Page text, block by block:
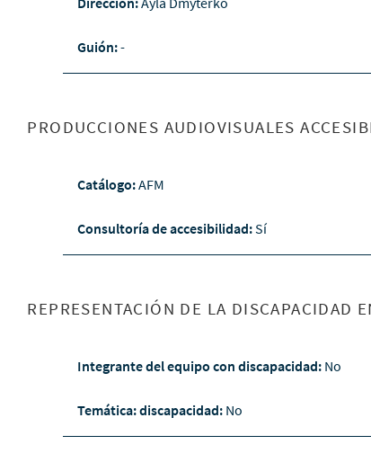
Guión:-
PRODUCCIONES AUDIOVISUALES
Catálogo:AFM
Consultoría de accesibilidad:Sí
REPRESENTACIÓN DE LA DISCAPACIDAD
Integrante del equipo con discapacidad: No
Temática: discapacidad: No